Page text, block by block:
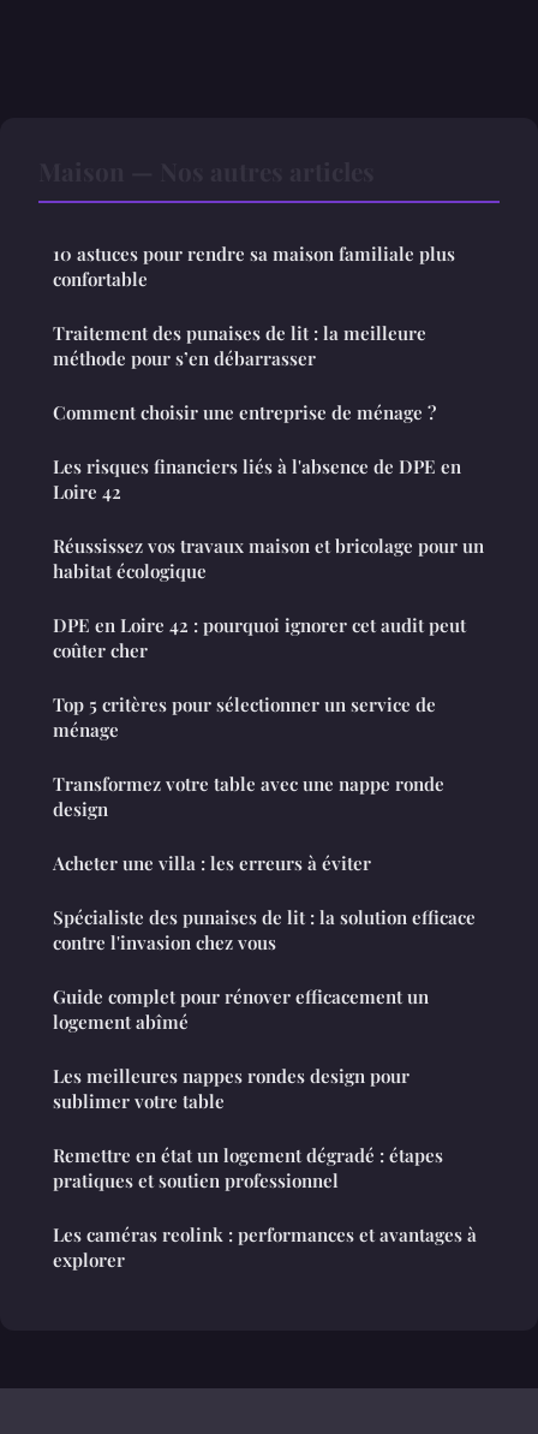
10 astuces pour rendre sa maison familiale plus
confortable
Traitement des punaises de lit : la meilleure
méthode pour s’en débarrasser
Comment choisir une entreprise de ménage ?
Les risques financiers liés à l'absence de DPE en
Loire 42
Réussissez vos travaux maison et bricolage pour un
habitat écologique
DPE en Loire 42 : pourquoi ignorer cet audit peut
coûter cher
Top 5 critères pour sélectionner un service de
ménage
Transformez votre table avec une nappe ronde
design
Acheter une villa : les erreurs à éviter
Spécialiste des punaises de lit : la solution efficace
contre l'invasion chez vous
Guide complet pour rénover efficacement un
logement abîmé
Les meilleures nappes rondes design pour
sublimer votre table
Remettre en état un logement dégradé : étapes
pratiques et soutien professionnel
Les caméras reolink : performances et avantages à
explorer